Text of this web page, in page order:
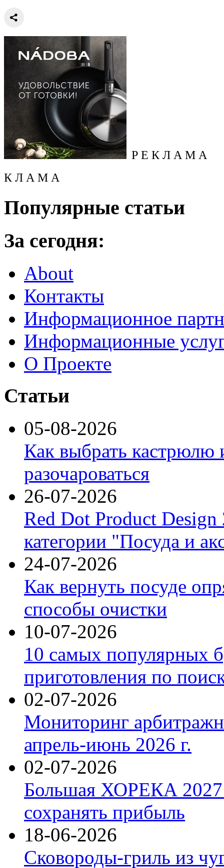
Р Е К Л А М А
К Л А М А
Популярные статьи
За сегодня:
About
Контакты
Информационное
Информационные
О Проекте
Статьи
05-08-2026
Как выбрать кастрюлю
разочароваться
26-07-2026
Red Dot Product Design
категории "Посуда и
24-07-2026
Как вернуть посуде
способы очистки
10-07-2026
10 самых популярных
приготовления по
02-07-2026
Мониторинг
апрель-июнь 2026 г.
02-07-2026
Большая ХОРЕКА 2027:
сохранять прибыль
18-06-2026
Сковороды-гриль из